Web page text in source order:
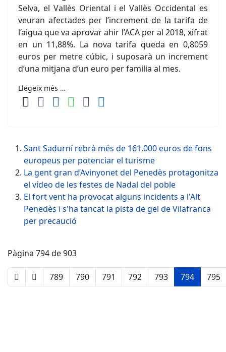
Selva, el Vallès Oriental i el Vallès Occidental es
veuran afectades per l’increment de la tarifa de
l’aigua que va aprovar ahir l’ACA per al 2018, xifrat
en un 11,88%. La nova tarifa queda en 0,8059
euros per metre cúbic, i suposarà un increment
d’una mitjana d’un euro per familia al mes.
Llegeix més …
Sant Sadurní rebrà més de 161.000 euros de fons
europeus per potenciar el turisme
La gent gran d’Avinyonet del Penedès protagonitza
el vídeo de les festes de Nadal del poble
El fort vent ha provocat alguns incidents a l'Alt
Penedès i s'ha tancat la pista de gel de Vilafranca
per precaució
Pàgina 794 de 903
789 790 791 792 793 794 795